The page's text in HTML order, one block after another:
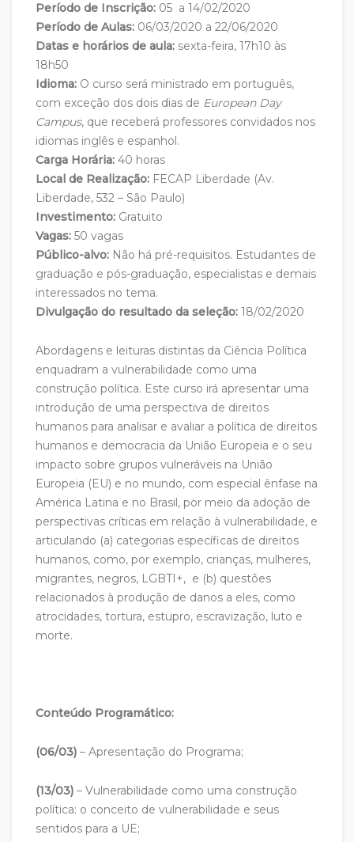
Período de Inscrição: 05 a 14/02/2020
Período de Aulas: 06/03/2020 a 22/06/2020
Datas e horários de aula: sexta-feira, 17h10 às
18h50
Idioma: O curso será ministrado em português,
com exceção dos dois dias de European Day
Campus, que receberá professores convidados nos
idiomas inglês e espanhol.
Carga Horária: 40 horas
Local de Realização: FECAP Liberdade (Av.
Liberdade, 532 – São Paulo)
Investimento: Gratuito
Vagas: 50 vagas
Público-alvo: Não há pré-requisitos. Estudantes de
graduação e pós-graduação, especialistas e demais
interessados no tema.
Divulgação do resultado da seleção: 18/02/2020
Abordagens e leituras distintas da Ciência Política
enquadram a vulnerabilidade como uma
construção política. Este curso irá apresentar uma
introdução de uma perspectiva de direitos
humanos para analisar e avaliar a política de direitos
humanos e democracia da União Europeia e o seu
impacto sobre grupos vulneráveis na União
Europeia (EU) e no mundo, com especial ênfase na
América Latina e no Brasil, por meio da adoção de
perspectivas críticas em relação à vulnerabilidade, e
articulando (a) categorias específicas de direitos
humanos, como, por exemplo, crianças, mulheres,
migrantes, negros, LGBTI+, e (b) questões
relacionados à produção de danos a eles, como
atrocidades, tortura, estupro, escravização, luto e
morte.
Conteúdo Programático:
(06/03) – Apresentação do Programa;
(13/03) – Vulnerabilidade como uma construção
política: o conceito de vulnerabilidade e seus
sentidos para a UE;